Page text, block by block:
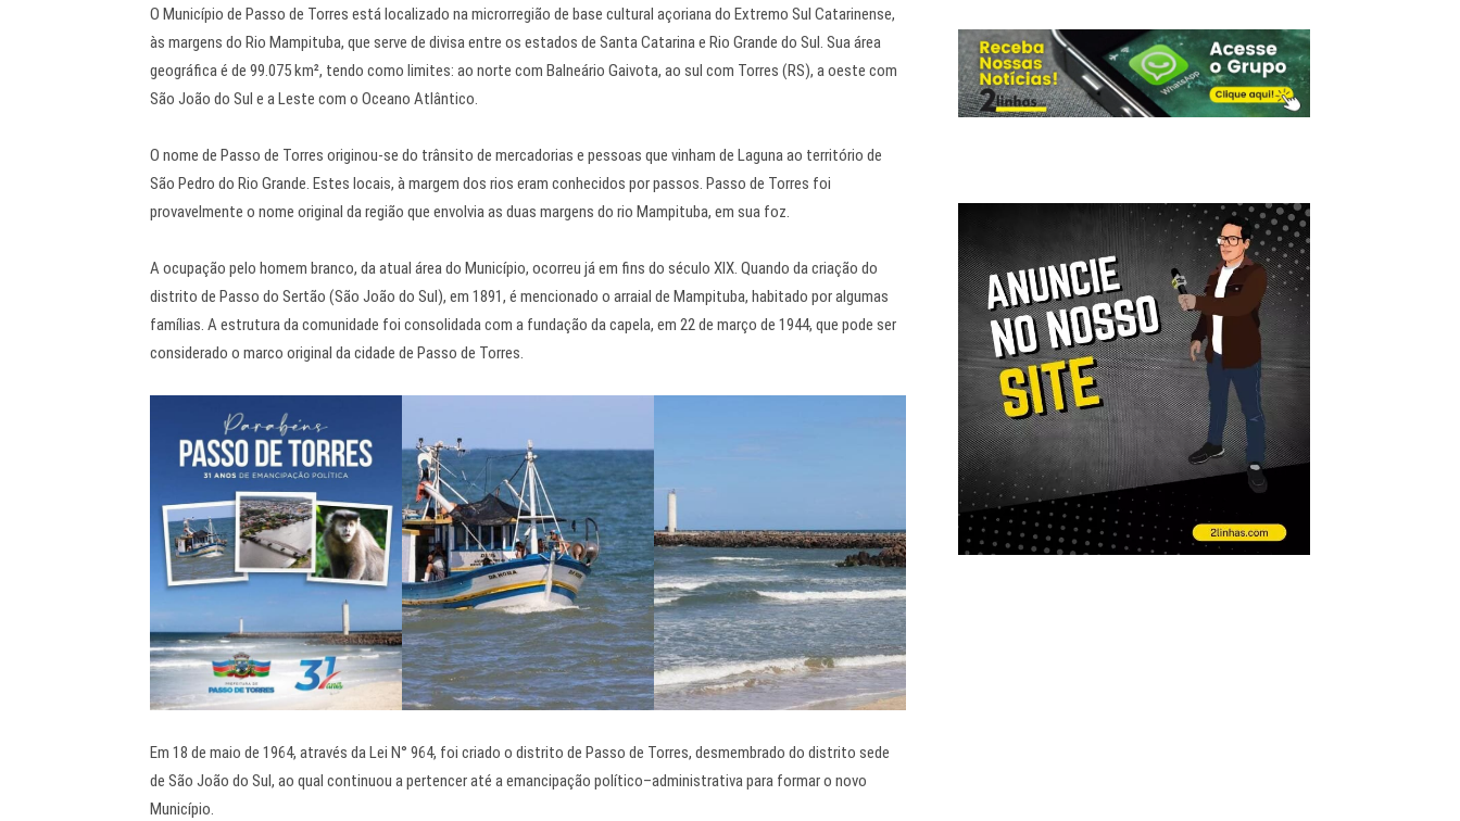
O Município de Passo de Torres está localizado na microrregião de base cultural açoriana do Extremo Sul Catarinense,
às margens do Rio Mampituba, que serve de divisa entre os estados de Santa Catarina e Rio Grande do Sul. Sua área
geográfica é de 99.075 km², tendo como limites: ao norte com Balneário Gaivota, ao sul com Torres (RS), a oeste com
São João do Sul e a Leste com o Oceano Atlântico.
O nome de Passo de Torres originou-se do trânsito de mercadorias e pessoas que vinham de Laguna ao território de
São Pedro do Rio Grande. Estes locais, à margem dos rios eram conhecidos por passos. Passo de Torres foi
provavelmente o nome original da região que envolvia as duas margens do rio Mampituba, em sua foz.
A ocupação pelo homem branco, da atual área do Município, ocorreu já em fins do século XIX. Quando da criação do
distrito de Passo do Sertão (São João do Sul), em 1891, é mencionado o arraial de Mampituba, habitado por algumas
famílias. A estrutura da comunidade foi consolidada com a fundação da capela, em 22 de março de 1944, que pode ser
considerado o marco original da cidade de Passo de Torres.
Em 18 de maio de 1964, através da Lei N° 964, foi criado o distrito de Passo de Torres, desmembrado do distrito sede
de São João do Sul, ao qual continuou a pertencer até a emancipação político–administrativa para formar o novo
Município.